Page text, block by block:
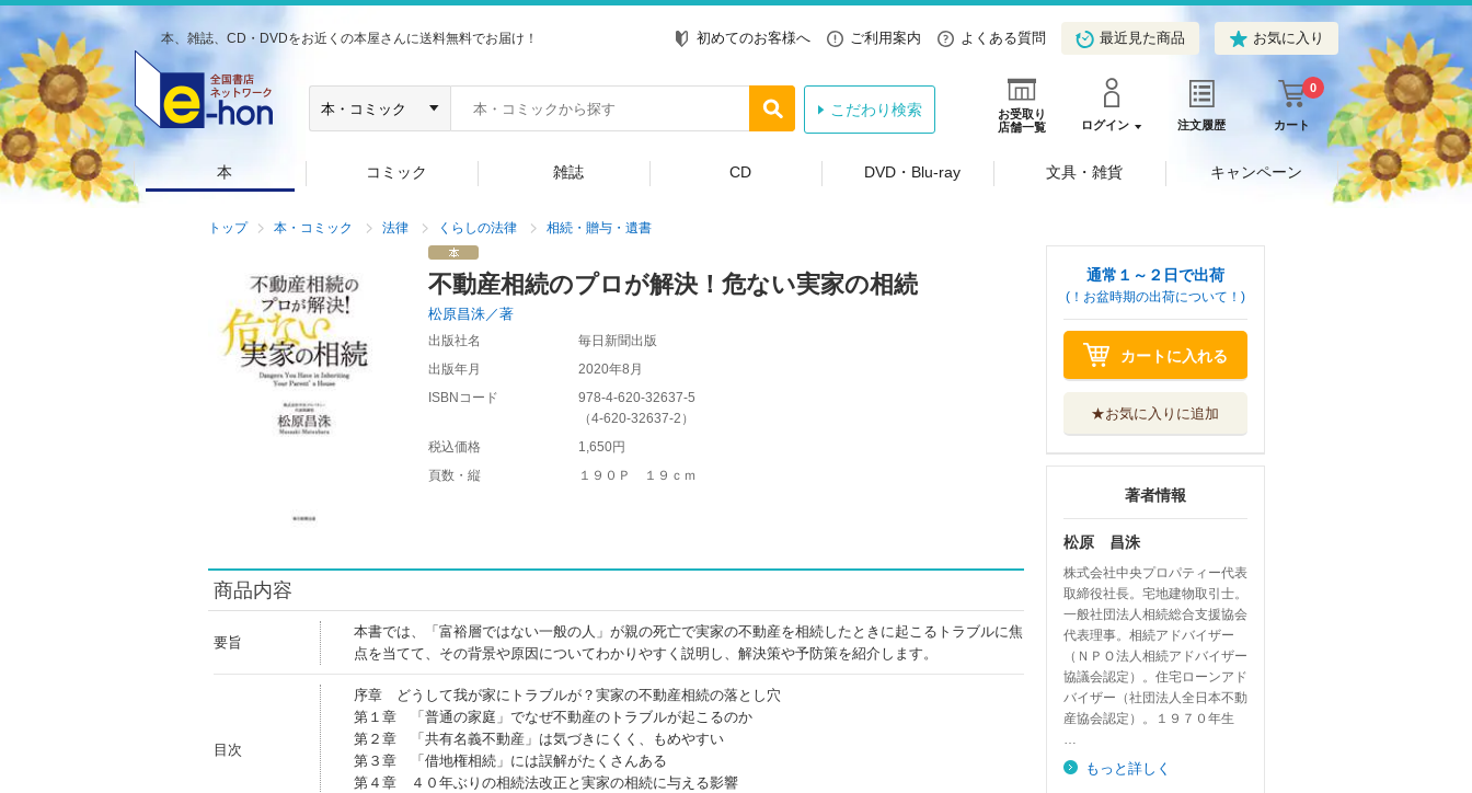
本、雑誌、CD・DVDをお近くの本屋さんに送料無料でお届け！ 初めてのお客様へ ご利用案内 よくある質問 最近見た商品 お気に入り
お受取り
店舗一覧
ログイン 注文履歴 カート
0
こだわり検索
本 コミック 雑誌 CD DVD・Blu-ray 文具・雑貨 キャンペーン
トップ 本・コミック 法律 くらしの法律 相続・贈与・遺書
不動産相続のプロが解決！危ない実家の相続
松原昌洙／著
出版社名
毎日新聞出版
出版年月
2020年8月
ISBNコード
978-4-620-32637-5
（4-620-32637-2 ）
税込価格
1,650円
頁数・縦
１９０Ｐ １９ｃｍ
商品内容
要旨
本書では、「富裕層ではない一般の人」が親の死亡で実家の不動産を相続したときに起こるトラブルに焦
点を当てて、その背景や原因についてわかりやすく説明し、解決策や予防策を紹介します。
目次
序章 どうして我が家にトラブルが？実家の不動産相続の落とし穴
第１章 「普通の家庭」でなぜ不動産のトラブルが起こるのか
第２章 「共有名義不動産」は気づきにくく、もめやすい
第３章 「借地権相続」には誤解がたくさんある
第４章 ４０年ぶりの相続法改正と実家の相続に与える影響
通常１～２日で出荷
(！お盆時期の出荷について！)
カートに入れる
★お気に入りに追加
著者情報
松原 昌洙
株式会社中央プロパティー代表
取締役社長。宅地建物取引士。
一般社団法人相続総合支援協会
代表理事。相続アドバイザー
（ＮＰＯ法人相続アドバイザー
協議会認定）。住宅ローンアド
バイザー（社団法人全日本不動
産協会認定）。１９７０年生
…
もっと詳しく